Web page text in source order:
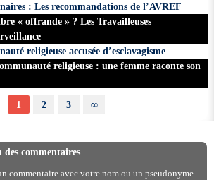
: Les recommandations de l’AVREF
« offrande » ? Les Travailleuses
religieuse accusée d’esclavagisme
religieuse : une femme raconte son
1 2 3 ∞
des commentaires
commentaire avec votre nom ou un pseudonyme.